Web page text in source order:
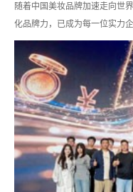
随着中国美妆品牌加速走向世
化品牌力，已成为每一位实力